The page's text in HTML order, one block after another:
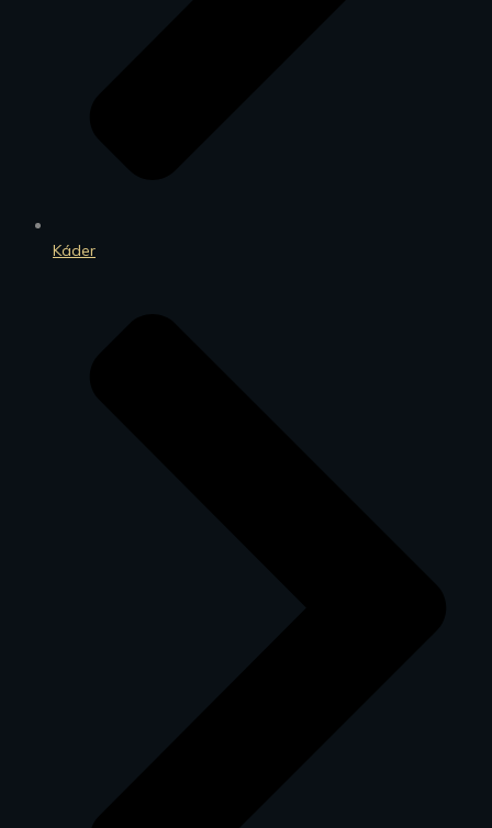
Káder